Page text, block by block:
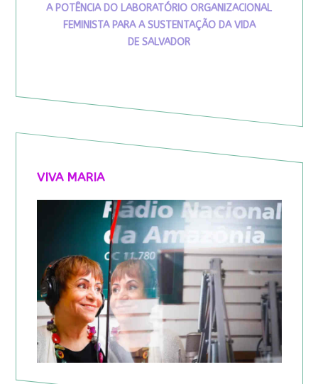
A POTÊNCIA DO LABORATÓRIO ORGANIZACIONAL
FEMINISTA PARA A SUSTENTAÇÃO DA VIDA
DE SALVADOR
VIVA MARIA